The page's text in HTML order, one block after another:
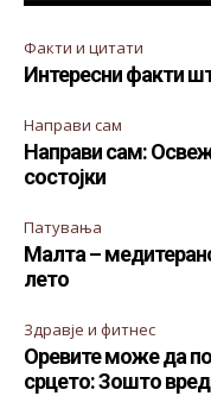
Факти и цитати
Интересни факти
Направи сам
Направи сам:
состојки
Патувања
Малта –
лето
Здравје и фитнес
Оревите може да
срцето: Зошто